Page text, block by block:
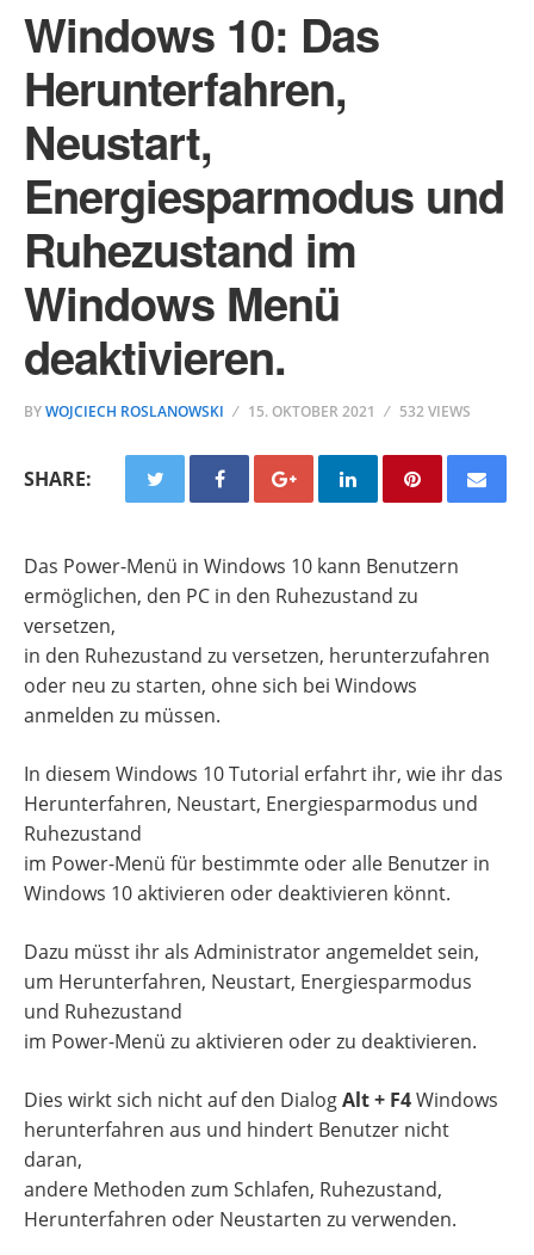
Windows 10: Das
Herunterfahren,
Neustart,
Energiesparmodus und
Ruhezustand im
Windows Menü
deaktivieren.
BYWOJCIECH ROSLANOWSKI 15. OKTOBER 2021 532 VIEWS
SHARE:
Das Power-Menü in Windows 10 kann Benutzern
ermöglichen, den PC in den Ruhezustand zu
versetzen,
in den Ruhezustand zu versetzen, herunterzufahren
oder neu zu starten, ohne sich bei Windows
anmelden zu müssen.
In diesem Windows 10 Tutorial erfahrt ihr, wie ihr das
Herunterfahren, Neustart, Energiesparmodus und
Ruhezustand
im Power-Menü für bestimmte oder alle Benutzer in
Windows 10 aktivieren oder deaktivieren könnt.
Dazu müsst ihr als Administrator angemeldet sein,
um Herunterfahren, Neustart, Energiesparmodus
und Ruhezustand
im Power-Menü zu aktivieren oder zu deaktivieren.
Dies wirkt sich nicht auf den DialogAlt + F4Windows
herunterfahren aus und hindert Benutzer nicht
daran,
andere Methoden zum Schlafen, Ruhezustand,
Herunterfahren oder Neustarten zu verwenden.